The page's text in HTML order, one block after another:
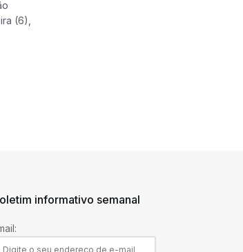
(6),
informativo semanal